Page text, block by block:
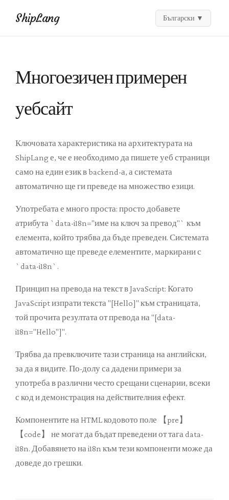
ShipLang Български ▼
Многоезичен примерен
уебсайт
Ключовата характеристика на архитектурата на
ShipLang е, че е необходимо да пишете уеб страници
само на един език в backend-а, ​​а системата
автоматично ще ги преведе на множество езици.
Употребата е много проста: просто добавете
атрибута `data-i18n="име на ключ за превод"` към
елемента, който трябва да бъде преведен. Системата
автоматично ще преведе елементите, маркирани с
`data-i18n`.
Принцип на превода на текст в JavaScript: Когато
JavaScript изпрати текста "[Hello]" към страницата,
той прочита резултата от превода на "[data-
i18n="Hello"]".
Трябва да превключите тази страница на английски,
за да я видите. По-долу са дадени примери за
употреба в различни често срещани сценарии, всеки
с код и демонстрация на действителния ефект.
Компонентите на HTML кодовото поле 【pre】
【code】 не могат да бъдат преведени от тага data-
i18n. Добавянето на i18n към тези компоненти може да
доведе до грешки.